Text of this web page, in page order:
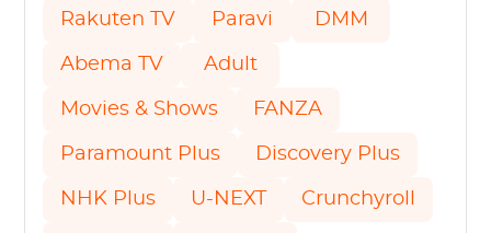
Rakuten TV Paravi DMM
Abema TV Adult
Movies & Shows FANZA
Paramount Plus Discovery Plus
NHK Plus U-NEXT Crunchyroll